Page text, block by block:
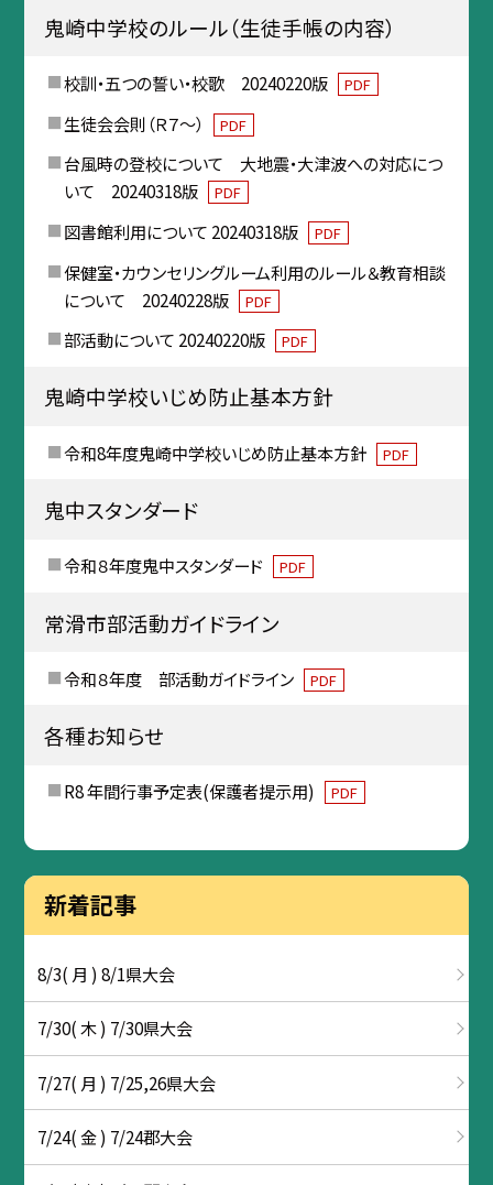
鬼崎中学校のルール（生徒手帳の内容）
校訓・五つの誓い・校歌 20240220版 PDF
生徒会会則（Ｒ７～） PDF
台風時の登校について 大地震・大津波への対応につ
いて 20240318版
PDF
図書館利用について 20240318版 PDF
保健室・カウンセリングルーム利用のルール＆教育相談
について 20240228版
PDF
部活動について 20240220版 PDF
鬼崎中学校いじめ防止基本方針
令和8年度鬼崎中学校いじめ防止基本方針 PDF
鬼中スタンダード
令和８年度鬼中スタンダード PDF
常滑市部活動ガイドライン
令和８年度 部活動ガイドライン PDF
各種お知らせ
R8 年間行事予定表(保護者提示用) PDF
新着記事
8/3( 月 ) 8/1県大会
7/30( 木 ) 7/30県大会
7/27( 月 ) 7/25,26県大会
7/24( 金 ) 7/24郡大会